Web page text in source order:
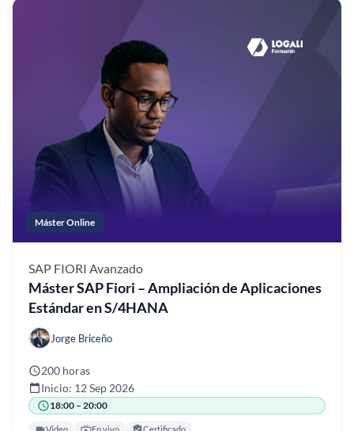
Máster Online
SAP FIORI Avanzado
Máster SAP Fiori – Ampliación de Aplicaciones
Estándar en S/4HANA
Jorge Briceño
200 horas
Inicio: 12 Sep 2026
18:00 – 20:00